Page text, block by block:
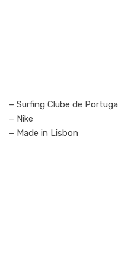
– Surfing Clube de Portugal
– Nike
– Made in Lisbon